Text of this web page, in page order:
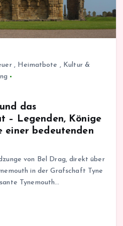
, Heimatbote , Kultur &
das
– Legenden, Könige
einer bedeutenden
von Bel Drag, direkt über
in der Grafschaft Tyne
Tynemouth…